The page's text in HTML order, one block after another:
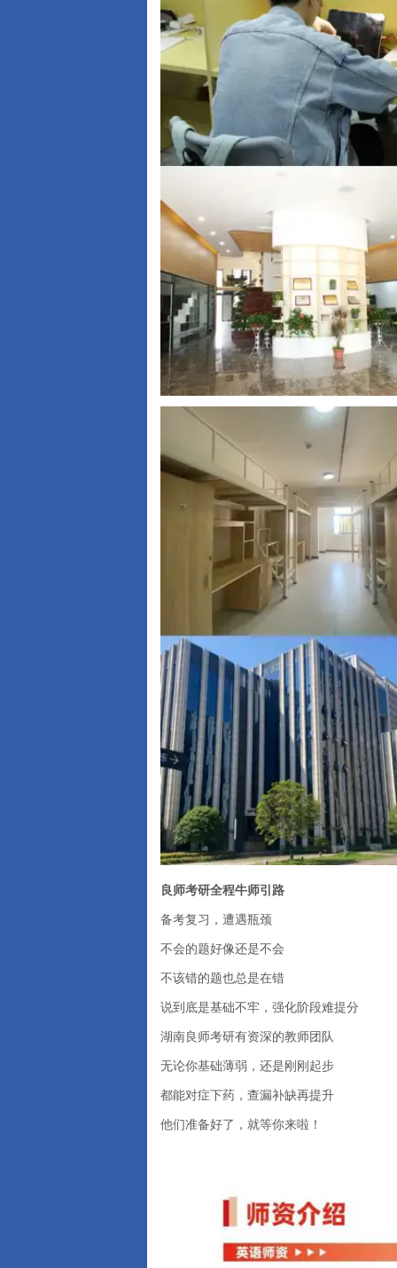
良师考研全程牛师引路
备考复习，遭遇瓶颈
不会的题好像还是不会
不该错的题也总是在错
说到底是基础不牢，强化阶段难提分
湖南良师考研有资深的教师团队
无论你基础薄弱，还是刚刚起步
都能对症下药，查漏补缺再提升
他们准备好了，就等你来啦！